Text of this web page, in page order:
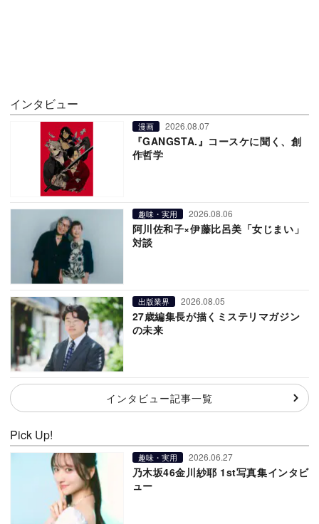
インタビュー
漫画 2026.08.07
『GANGSTA.』コースケに聞く、創
作哲学
趣味・実用 2026.08.06
阿川佐和子×伊藤比呂美「女じまい」
対談
出版業界 2026.08.05
27歳編集長が描くミステリマガジン
の未来
インタビュー記事一覧
Pick Up!
趣味・実用 2026.06.27
乃木坂46金川紗耶 1st写真集インタビ
ュー